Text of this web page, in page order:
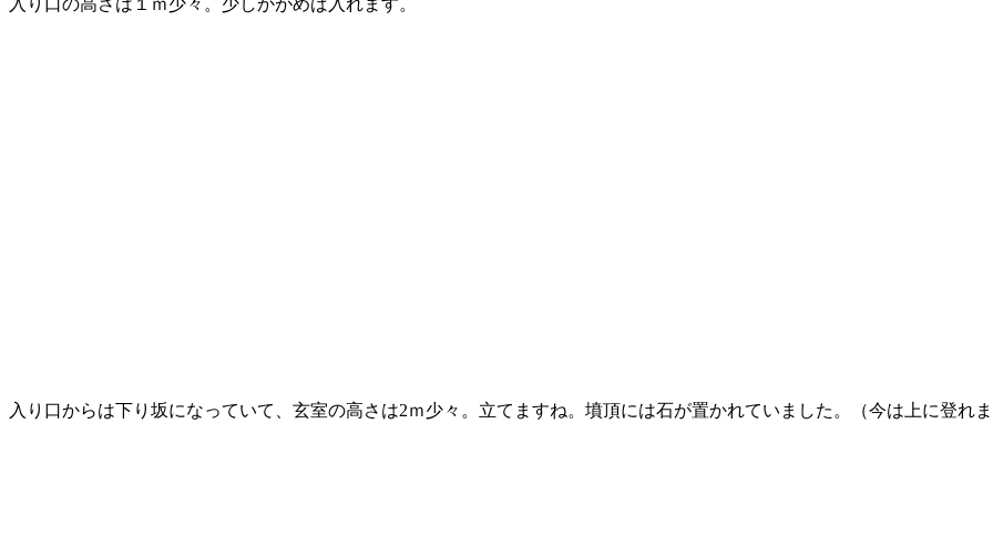
入り口の高さは１ｍ少々。少しかがめば入れます。
入り口からは下り坂になっていて、玄室の高さは2ｍ少々。立てますね。墳頂には石が置かれていました。（今は上に登れ